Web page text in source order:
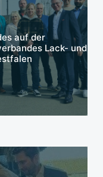
auf der
Lack- und